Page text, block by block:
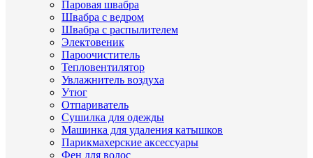
Паровая швабра
Швабра с ведром
Швабра с распылителем
Электовеник
Пароочиститель
Тепловентилятор
Увлажнитель воздуха
Утюг
Отпариватель
Сушилка для одежды
Машинка для удаления катышков
Парикмахерские аксессуары
Фен для волос